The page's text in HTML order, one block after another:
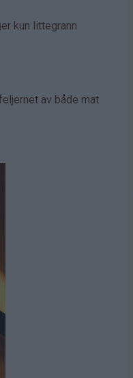
kun littegrann
av både mat